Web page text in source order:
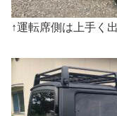
↑運転席側は上手く